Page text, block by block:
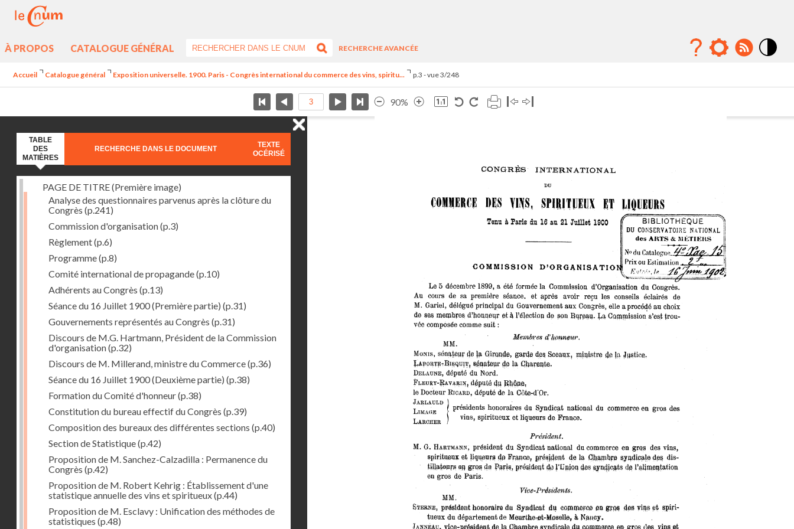
À PROPOS CATALOGUE GÉNÉRAL
RECHERCHE AVANCÉE
Accueil Catalogue général Exposition universelle. 1900. Paris - Congrès international du commerce des vins, spiritu... p.3 - vue 3/248
90%
TABLE
DES
MATIÈRES
RECHERCHE DANS LE DOCUMENT
TEXTE
OCÉRISÉ
PAGE DE TITRE (Première image)
Analyse des questionnaires parvenus après la clôture du
Congrès (p.241)
Commission d'organisation(p.3)
Règlement(p.6)
Programme(p.8)
Comité international de propagande(p.10)
Adhérents au Congrès (p.13)
Séance du 16 Juillet 1900 (Première partie) (p.31)
Gouvernements représentés au Congrès (p.31)
Discours de M.G. Hartmann, Président de la Commission
d'organisation(p.32)
Discours de M. Millerand, ministre du Commerce(p.36)
Séance du 16 Juillet 1900 (Deuxième partie) (p.38)
Formation du Comité d'honneur(p.38)
Constitution du bureau effectif du Congrès (p.39)
Composition des bureaux des différentes sections (p.40)
Section de Statistique(p.42)
Proposition de M. Sanchez-Calzadilla : Permanence du
Congrès (p.42)
Proposition de M. Robert Kehrig : Établissement d'une
statistique annuelle des vins et spiritueux(p.44)
Proposition de M. Esclavy : Unification des méthodes de
statistiques (p.48)